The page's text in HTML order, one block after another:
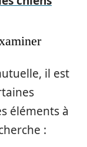
il est
éléments à
: